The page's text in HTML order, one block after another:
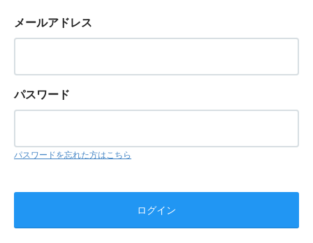
メールアドレス
パスワード
パスワードを忘れた方はこちら